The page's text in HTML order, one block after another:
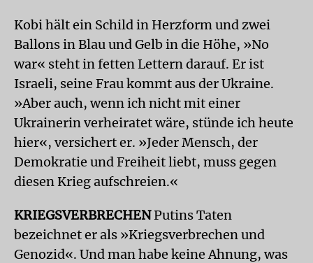
Kobi hält ein Schild in Herzform und zwei
Ballons in Blau und Gelb in die Höhe, »No
war« steht in fetten Lettern darauf. Er ist
Israeli, seine Frau kommt aus der Ukraine.
»Aber auch, wenn ich nicht mit einer
Ukrainerin verheiratet wäre, stünde ich heute
hier«, versichert er. »Jeder Mensch, der
Demokratie und Freiheit liebt, muss gegen
diesen Krieg aufschreien.«
KRIEGSVERBRECHENPutins Taten
bezeichnet er als »Kriegsverbrechen und
Genozid«. Und man habe keine Ahnung, was